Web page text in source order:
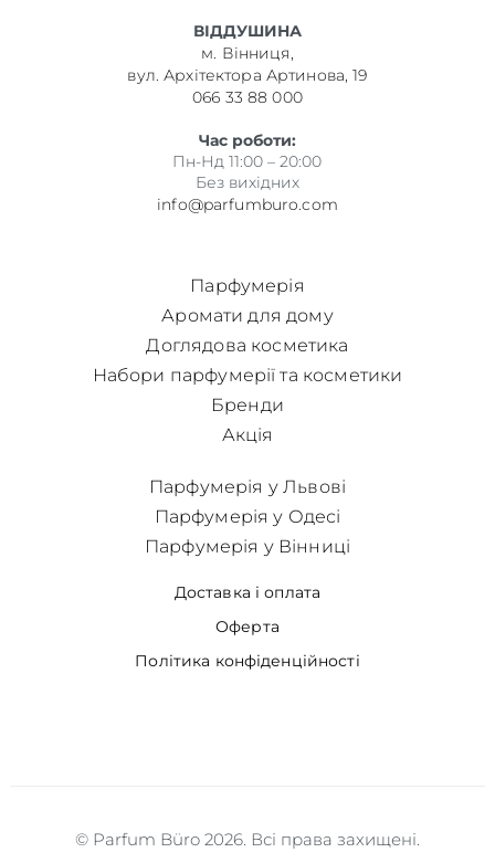
ВІДДУШИНА
м. Вінниця,
вул. Архітектора Артинова, 19
066 33 88 000
Час роботи:
Пн-Нд 11:00 – 20:00
Без вихідних
info@parfumburo.com
Парфумерія
Аромати для дому
Доглядова косметика
Набори парфумерії та косметики
Бренди
Акція
Доставка і оплата
Оферта
Політика конфіденційності
Парфумерія у Львові
Парфумерія у Одесі
Парфумерія у Вінниці
© Parfum Büro 2026. Всі права захищені.